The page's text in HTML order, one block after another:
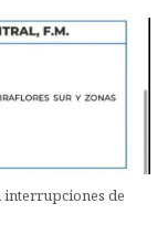
interrupciones de